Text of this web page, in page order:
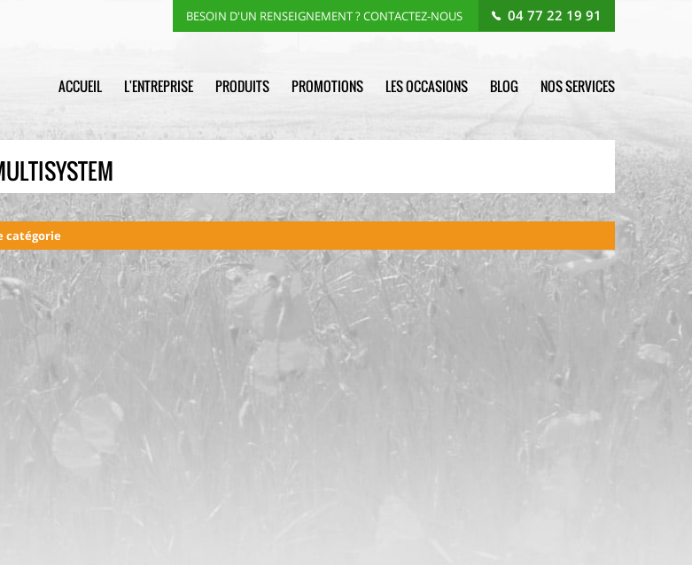
BESOIN D'UN RENSEIGNEMENT ? CONTACTEZ-NOUS 04 77 22 19 91
ACCUEIL L'ENTREPRISE PRODUITS PROMOTIONS LES OCCASIONS BLOG NOS SERVICES
catégorie